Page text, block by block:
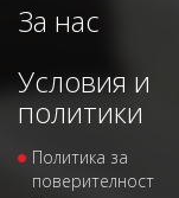
За нас
Условия и
политики
Политика за
поверителност